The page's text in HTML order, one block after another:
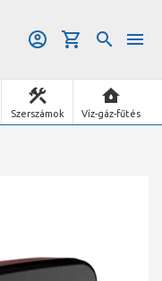
Szerszámok Víz-gáz-fűtés